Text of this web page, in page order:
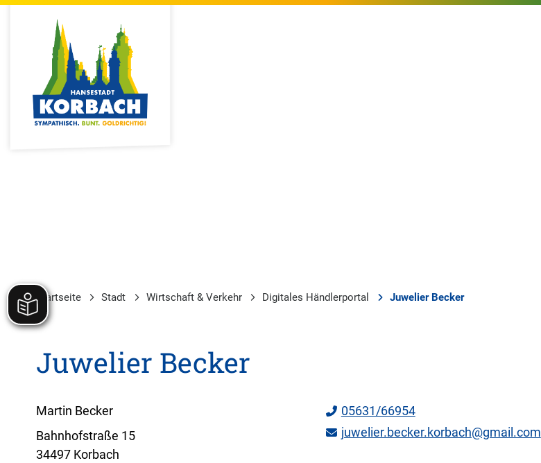
Startseite Stadt Wirtschaft & Verkehr Digitales Händlerportal Juwelier Becker
Juwelier Becker
Martin Becker
Bahnhofstraße 15
34497 Korbach
05631/66954
juwelier.becker.korbach@gmail.com